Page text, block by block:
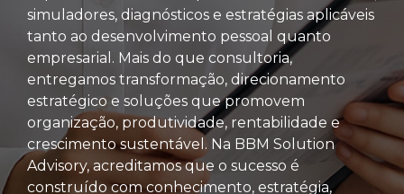
simuladores, diagnósticos e estratégias aplicáveis
tanto ao desenvolvimento pessoal quanto
empresarial. Mais do que consultoria,
entregamos transformação, direcionamento
estratégico e soluções que promovem
organização, produtividade, rentabilidade e
crescimento sustentável. Na BBM Solution
Advisory, acreditamos que o sucesso é
construído com conhecimento, estratégia,